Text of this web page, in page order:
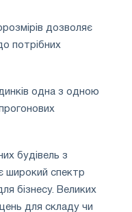
дозволяє
потрібних
одна з одною
будівель з
широкий спектр
бізнесу. Великих
для складу чи